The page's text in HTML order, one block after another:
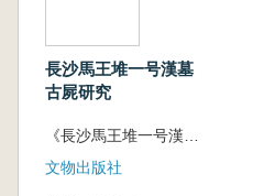
長沙馬王堆一号漢墓
古屍研究
文物出版社